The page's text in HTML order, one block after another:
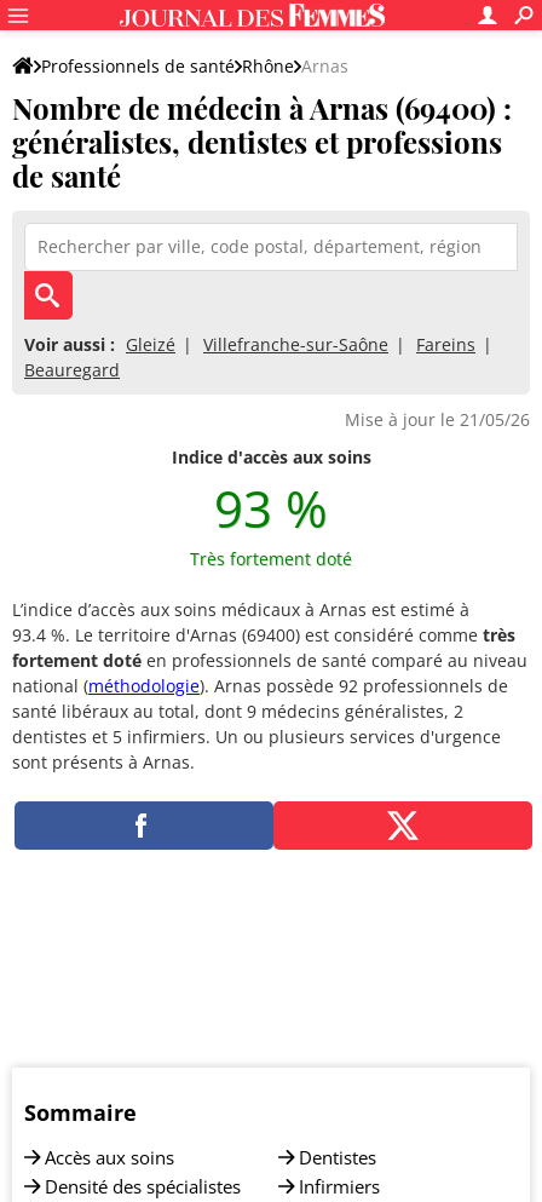
Professionnels de santé Rhône Arnas
Nombre de médecin à Arnas (69400) :
généralistes, dentistes et professions
de santé
Voir aussi : Gleizé Villefranche-sur-Saône
Fareins
Beauregard
Mise à jour le 21/05/26
Indice d'accès aux soins
93 %
Très fortement doté
L’indice d’accès aux soins médicaux à Arnas est estimé à
93.4 %. Le territoire d'Arnas (69400) est considéré comme très
fortement doté en professionnels de santé comparé au niveau
national (méthodologie). Arnas possède 92 professionnels de
santé libéraux au total, dont 9 médecins généralistes, 2
dentistes et 5 infirmiers. Un ou plusieurs services d'urgence
sont présents à Arnas.
Sommaire
Accès aux soins
Densité des spécialistes
Dentistes
Infirmiers